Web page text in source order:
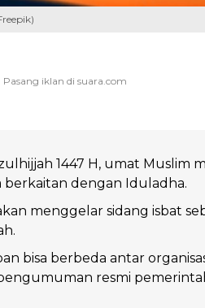
1447 H, umat Muslim
berkaitan dengan Iduladha.
menggelar sidang isbat
bisa berbeda antar
resmi